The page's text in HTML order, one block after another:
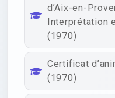
d’Aix-en-
Interprétation
(1970)
Certificat
(1970)